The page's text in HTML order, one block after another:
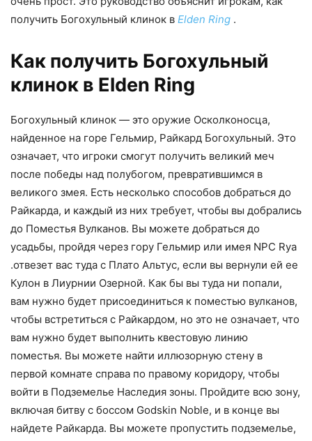
получить Богохульный клинок в Elden Ring .
Как получить Богохульный
клинок в Elden Ring
Богохульный клинок — это оружие Осколконосца,
найденное на горе Гельмир, Райкард Богохульный. Это
означает, что игроки смогут получить великий меч
после победы над полубогом, превратившимся в
великого змея. Есть несколько способов добраться до
Райкарда, и каждый из них требует, чтобы вы добрались
до Поместья Вулканов. Вы можете добраться до
усадьбы, пройдя через гору Гельмир или имея NPC Rya
.отвезет вас туда с Плато Альтус, если вы вернули ей ее
Кулон в Лиурнии Озерной. Как бы вы туда ни попали,
вам нужно будет присоединиться к поместью вулканов,
чтобы встретиться с Райкардом, но это не означает, что
вам нужно будет выполнить квестовую линию
поместья. Вы можете найти иллюзорную стену в
первой комнате справа по правому коридору, чтобы
войти в Подземелье Наследия зоны. Пройдите всю зону,
включая битву с боссом Godskin Noble, и в конце вы
найдете Райкарда. Вы можете пропустить подземелье,